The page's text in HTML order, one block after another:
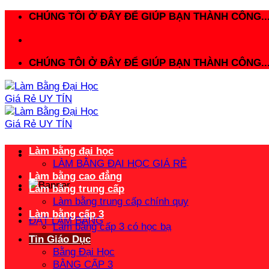
CHÚNG TÔI Ở ĐÂY ĐỂ GIÚP BẠN THÀNH
CHÚNG TÔI Ở ĐÂY ĐỂ GIÚP BẠN THÀNH
ĐẶT LÀM BẰNG
Làm bằng đại học
LÀM BẰNG ĐẠI HỌC GIÁ RẺ
Làm bằng cao đẳng
Làm bằng trung cấp
Làm bằng trung cấp chính quy
Làm bằng cấp 3
Làm bằng cấp 3 có học bạ
Tin Giáo Dục
Bằng Đại Học
BẰNG CẤP 3